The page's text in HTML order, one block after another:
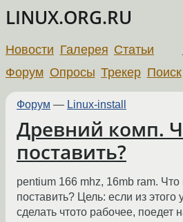
LINUX.ORG.RU
Новости Галерея Статьи
Форум Опросы Трекер Поиск
Форум — Linux-install
Древний комп.
поставить?
pentium 166 mhz, 16mb ram. Что
поставить? Цель: если из этого
сделать чтото рабочее, поедет